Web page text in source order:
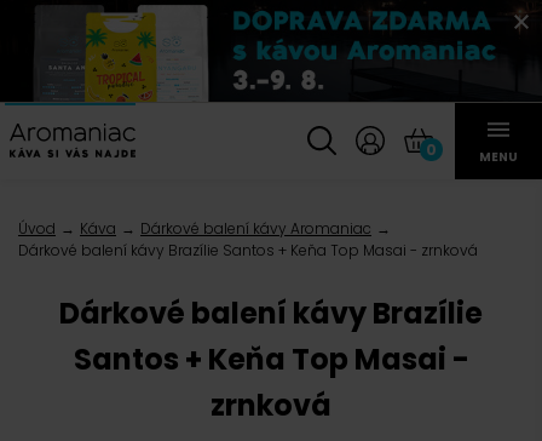
0 MENU
Úvod Káva
Dárkové balení kávy Aromaniac
Dárkové balení kávy Brazílie Santos + Keňa Top Masai - zrnková
Dárkové balení kávy Brazílie
Santos + Keňa Top Masai -
zrnková